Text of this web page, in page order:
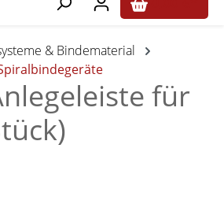
& Bindematerial
für